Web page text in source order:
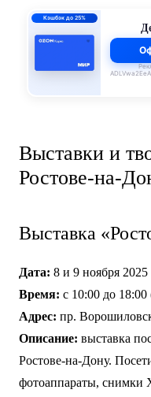
0% до 140 дней
Выставки и
Ростове-на-
Выставка
Дата: 8 и 9 ноября 2025
Время: с 10:00 до 18:00
Адрес: пр.
Описание: выставка
Ростове-на-Дону.
фотоаппараты, снимки